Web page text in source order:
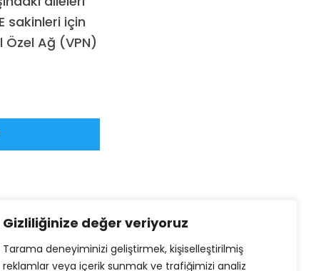
Gizliliğinize değer veriyoruz
Tarama deneyiminizi geliştirmek, kişiselleştirilmiş
reklamlar veya içerik sunmak ve trafiğimizi analiz
sakinleri için
Özel Ağ (VPN)